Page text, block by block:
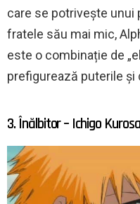
care se potrivește unui
fratele său mai mic,
este o combinație de
prefigurează puterile și
3. Înălbitor – Ichigo